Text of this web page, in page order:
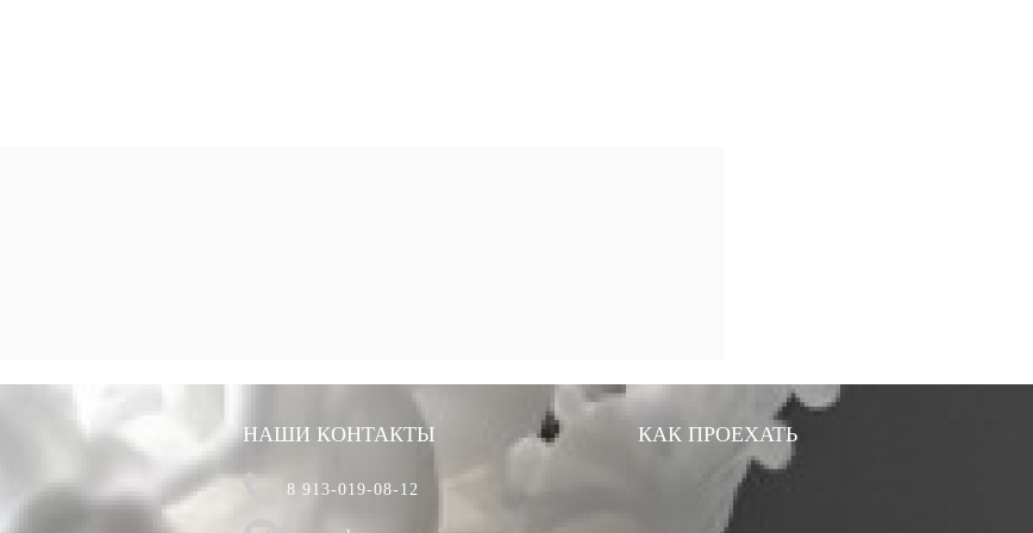
НАШИ КОНТАКТЫ
8 913-019-08-12
КАК ПРОЕХАТЬ